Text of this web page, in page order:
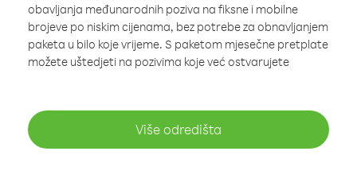
obavljanja međunarodnih poziva na fiksne i mobilne
brojeve po niskim cijenama, bez potrebe za obnavljanjem
paketa u bilo koje vrijeme. S paketom mjesečne pretplate
možete uštedjeti na pozivima koje već ostvarujete
Više odredišta